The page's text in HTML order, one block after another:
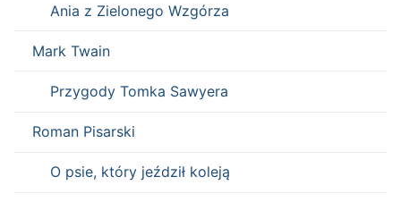
Ania z Zielonego Wzgórza
Mark Twain
Przygody Tomka Sawyera
Roman Pisarski
O psie, który jeździł koleją